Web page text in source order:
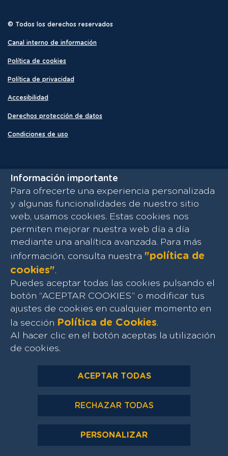
Información importante
Para ofrecerte una experiencia personalizada
y algunas funcionalidades de nuestro sitio
web, usamos cookies. Estas cookies nos
permiten mejorar nuestra web día a día
mediante una analítica avanzada. Para más
información, consulta nuestra "política de
cookies".
Puedes aceptar todas las cookies pulsando el
botón “ACEPTAR COOKIES” o modificar tus
ajustes de cookies en cualquier momento en
la sección Política de Cookies.
Al hacer clic en el botón aceptas la utilización
de cookies.
ACEPTAR TODAS
RECHAZAR TODAS
PERSONALIZAR
© Todos los derechos reservados
Canal interno de información
Política de cookies
Política de privacidad
Accesibilidad
Derechos protección de datos
Condiciones de uso